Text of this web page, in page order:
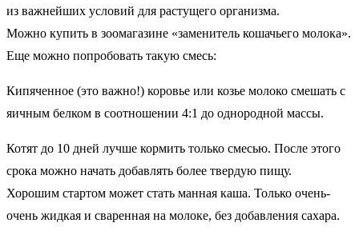
из важнейших условий для растущего организма.
Можно купить в зоомагазине «заменитель кошачьего молока».
Еще можно попробовать такую смесь:
Кипяченное (это важно!) коровье или козье молоко смешать с
яичным белком в соотношении 4:1 до однородной массы.
Котят до 10 дней лучше кормить только смесью. После этого
срока можно начать добавлять более твердую пищу.
Хорошим стартом может стать манная каша. Только очень-
очень жидкая и сваренная на молоке, без добавления сахара.